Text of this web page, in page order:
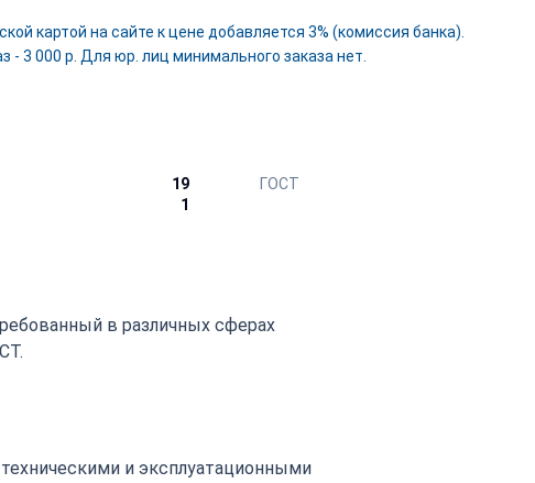
картой на сайте к цене добавляется 3% (комиссия банка).
- 3 000 р. Для юр. лиц минимального заказа нет.
19
1
ГОСТ
в различных сферах
и эксплуатационными